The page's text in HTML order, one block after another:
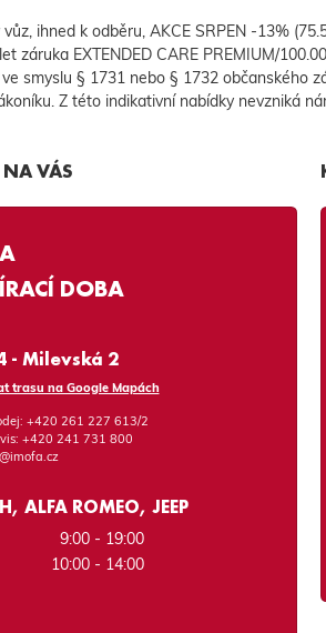
ihned k odběru, AKCE SRPEN -13%
záruka EXTENDED CARE PREMIUM/
smyslu § 1731 nebo § 1732 občanského
Z této indikativní nabídky nevzniká
NA VÁS
DOBA
- Milevská 2
trasu na Google Mapách
+420 261 227 613/2
+420 241 731 800
ALFA ROMEO, JEEP
9:00 - 19:00
10:00 - 14:00